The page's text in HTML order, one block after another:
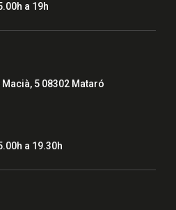
a 19h
5 08302 Mataró
a 19.30h